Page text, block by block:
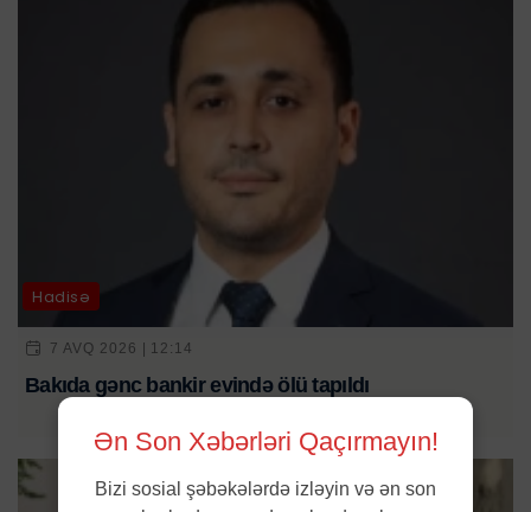
Hadisə
7 AVQ 2026 | 12:14
Bakıda gənc bankir evində ölü tapıldı
Ən Son Xəbərləri Qaçırmayın!
Bizi sosial şəbəkələrdə izləyin və ən son